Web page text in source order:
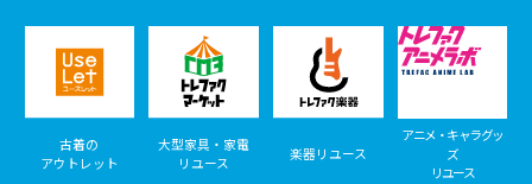
古着の
アウトレット
大型家具・家電
リユース
楽器リユース
アニメ・キャラグッ
ズ
リユース